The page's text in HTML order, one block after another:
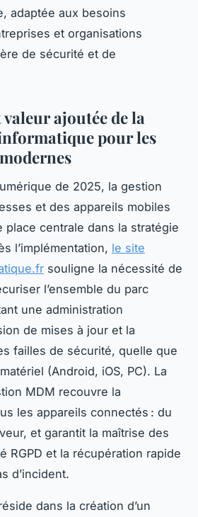
adaptée aux besoins
et organisations
de sécurité et de
ajoutée de la
pour les
de 2025, la gestion
et des appareils mobiles
place centrale dans la stratégie
l’implémentation, le site
souligne la nécessité de
l’ensemble du parc
une administration
de mises à jour et la
failles de sécurité, quelle que
(Android, iOS, PC). La
MDM recouvre la
les appareils connectés : du
et garantit la maîtrise des
RGPD et la récupération rapide
d’incident.
dans la création d’un